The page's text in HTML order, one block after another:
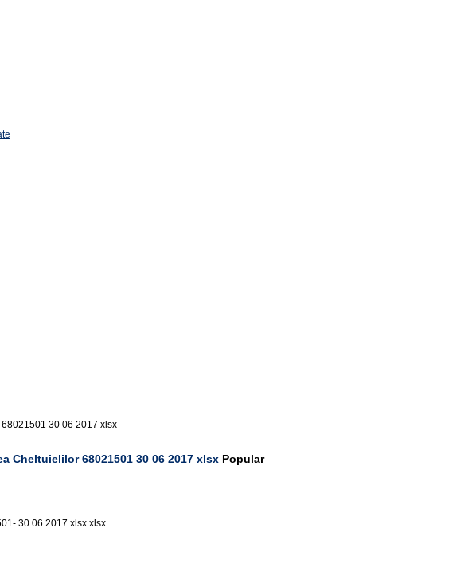
30 06 2017 xlsx
Cheltuielilor 68021501 30 06 2017 xlsx Popular
30.06.2017.xlsx.xlsx